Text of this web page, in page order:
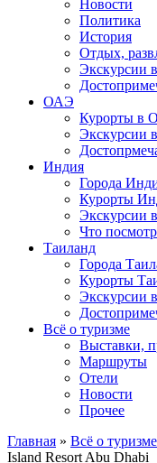
Новости
Политика
История
Отдых,
Экскурсии
ОАЭ
Курорты в
Экскурсии
Индия
Города
Курорты
Экскурсии
Что
Таиланд
Города
Курорты
Экскурсии
Всё о туризме
Выставки,
Маршруты
Отели
Новости
Прочее
Главная » Всё о туризме
Island Resort Abu Dhabi